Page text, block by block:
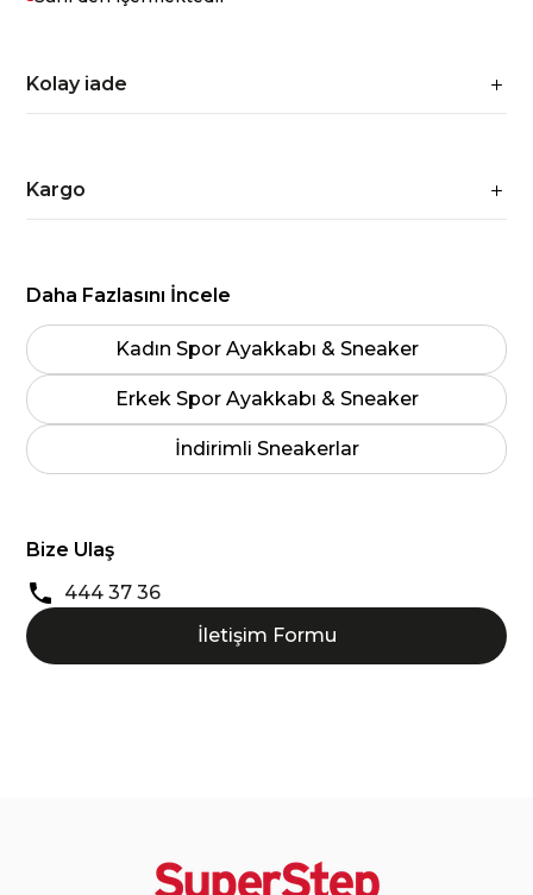
Kolay iade
Kargo
Daha Fazlasını İncele
Kadın Spor Ayakkabı & Sneaker
Erkek Spor Ayakkabı & Sneaker
İndirimli Sneakerlar
Bize Ulaş
444 37 36
İletişim Formu